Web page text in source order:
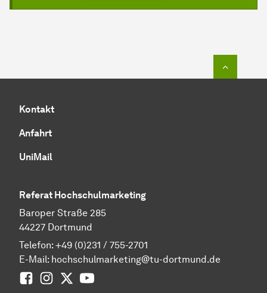
Kontakt
Anfahrt
UniMail
Referat Hochschulmarketing
Baroper Straße 285
44227 Dortmund
Telefon: +49 (0)231 / 755-2701
E-Mail: hochschulmarketing@tu-dortmund.de
FacebookInstagram
TwitterYoutube